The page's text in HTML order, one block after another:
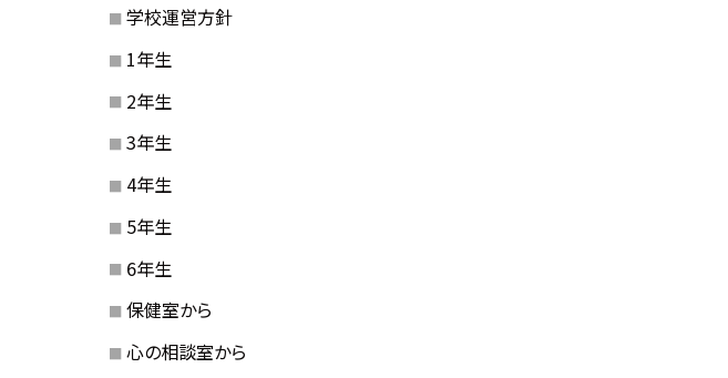
学校運営方針
1年生
2年生
3年生
4年生
5年生
6年生
保健室から
心の相談室から